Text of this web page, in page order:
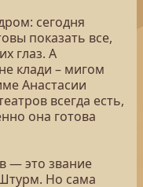
сегодня
показать все,
глаз. А
клади – мигом
Анастасии
всегда есть,
она готова
— это звание
Но сама